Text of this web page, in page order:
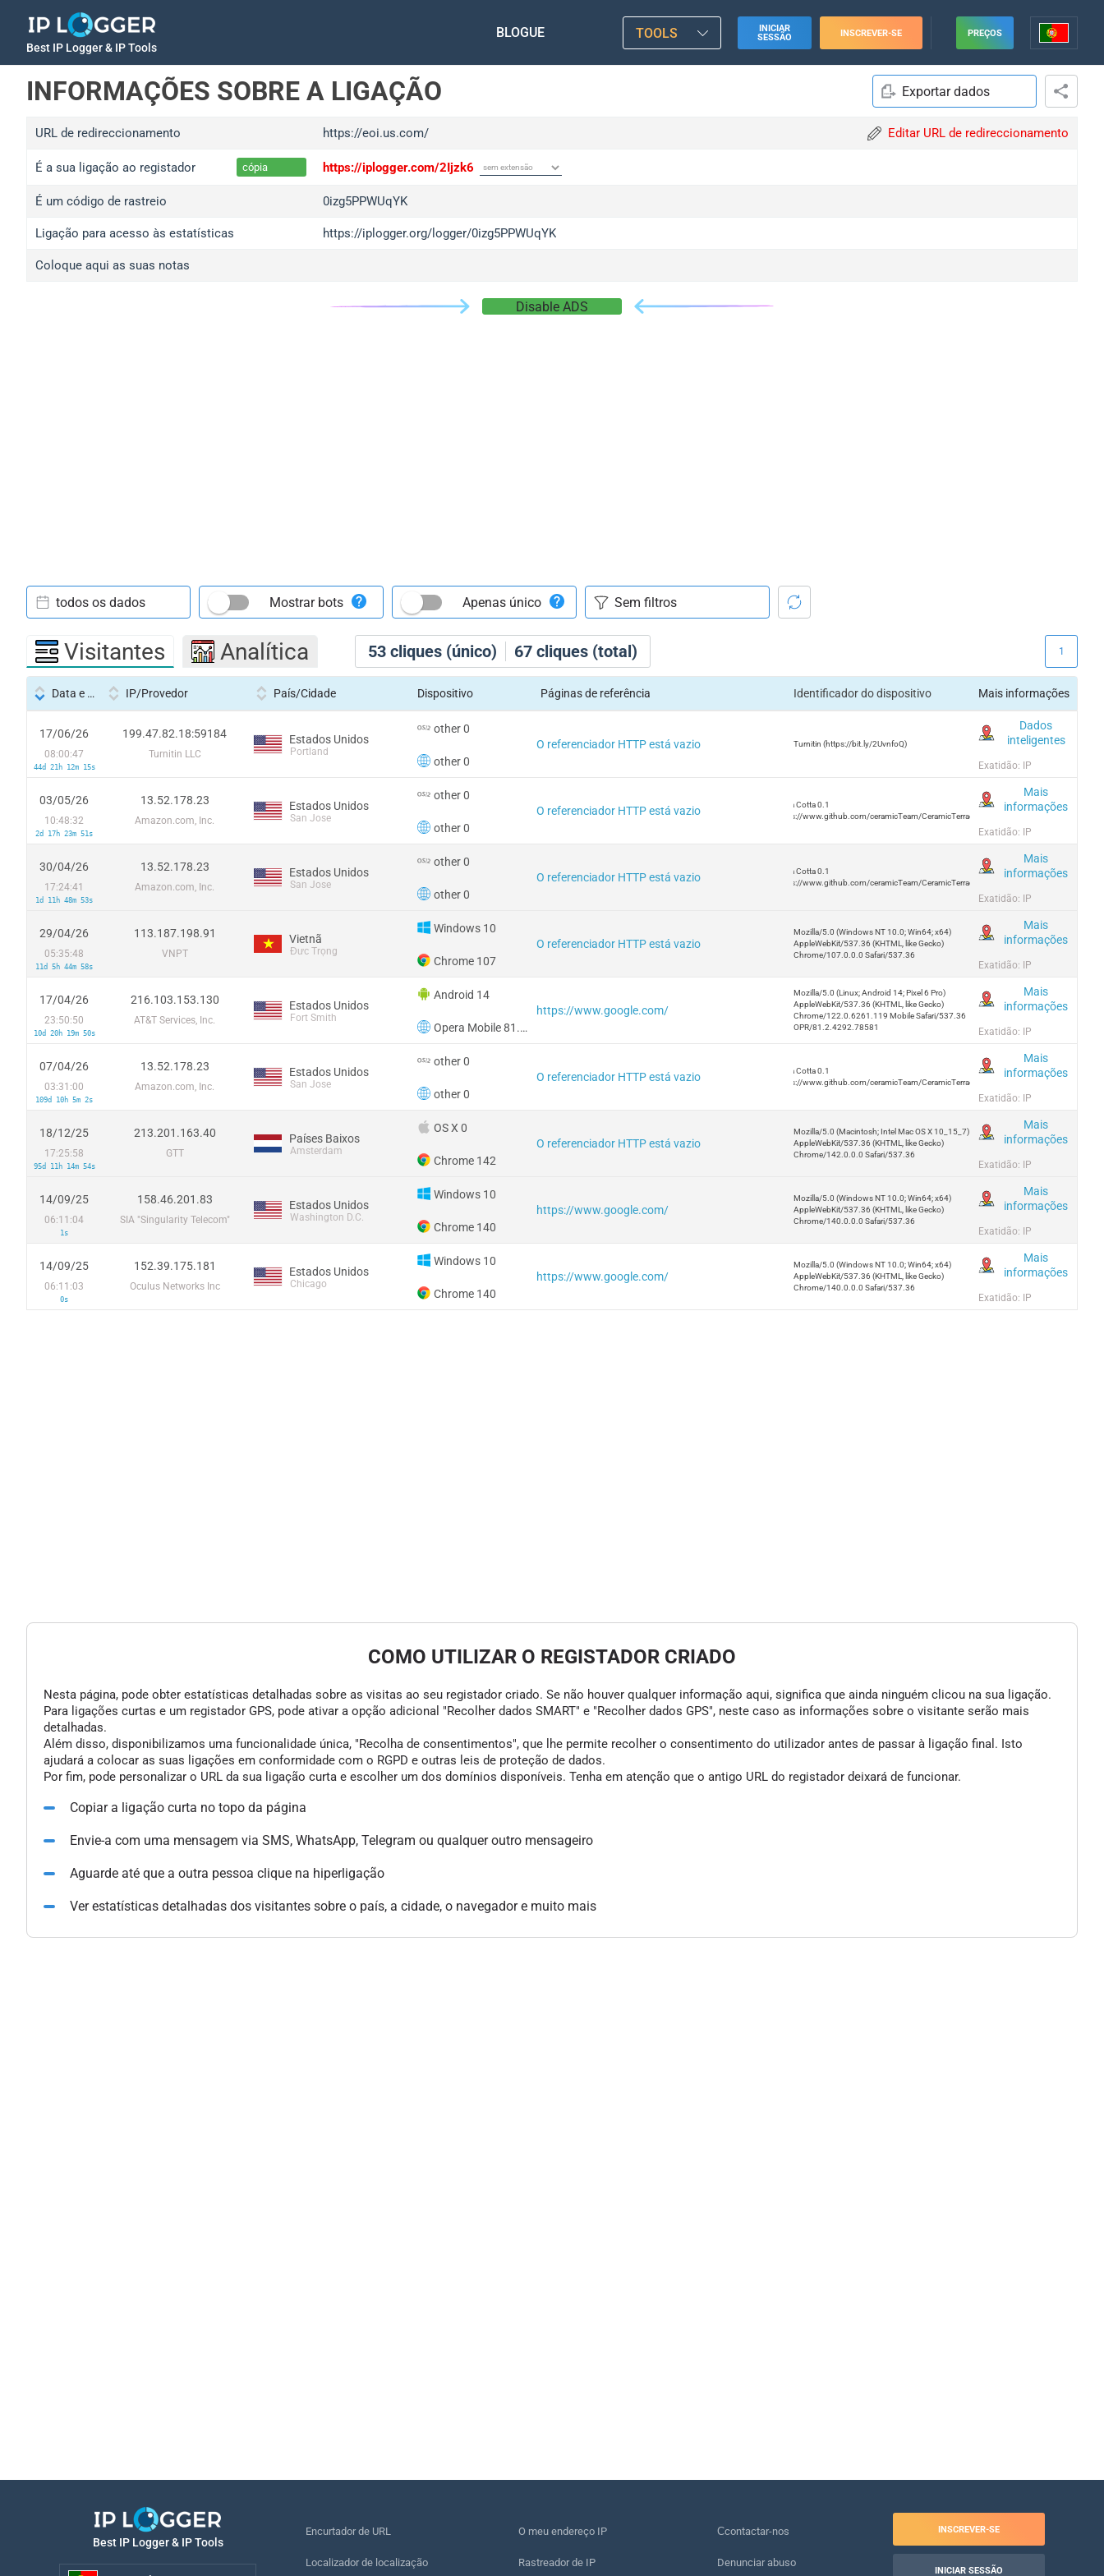
Best IP Logger & IP Tools
BLOGUE TOOLS
INICIAR
SESSÃO
INSCREVER-SE PREÇOS
INFORMAÇÕES SOBRE A LIGAÇÃO Exportar dados
URL de redireccionamento https://eoi.us.com/ Editar URL de redireccionamento
É a sua ligação ao registador cópia https://iplogger.com/2Ijzk6
É um código de rastreio 0izg5PPWUqYK
Ligação para acesso às estatísticas https://iplogger.org/logger/0izg5PPWUqYK
Coloque aqui as suas notas
Disable ADS
53 cliques (único) 67 cliques (total)
todos os dados Mostrar bots Apenas único
Visitantes Analítica 1
Data e hora IP/Provedor País/Cidade Dispositivo Páginas de referência Identificador do dispositivo Mais informações
17/06/26
08:00:47
44d 21h 12m 15s
199.47.82.18:59184
Turnitin LLC
Estados Unidos
Portland
other 0
other 0
O referenciador HTTP está vazio Turnitin (https://bit.ly/2UvnfoQ)
Dados
inteligentes
Exatidão: IP
03/05/26
10:48:32
2d 17h 23m 51s
13.52.178.23
Amazon.com, Inc.
Estados Unidos
San Jose
other 0
other 0
O referenciador HTTP está vazio
Terra Cotta 0.1
https://www.github.com/ceramicTeam/CeramicTerracotta
Mais
informações
Exatidão: IP
30/04/26
17:24:41
1d 11h 48m 53s
13.52.178.23
Amazon.com, Inc.
Estados Unidos
San Jose
other 0
other 0
O referenciador HTTP está vazio
Terra Cotta 0.1
https://www.github.com/ceramicTeam/CeramicTerracotta
Mais
informações
Exatidão: IP
29/04/26
05:35:48
11d 5h 44m 58s
113.187.198.91
VNPT
Vietnã
Đưc Trọng
Windows 10
Chrome 107
O referenciador HTTP está vazio
Mozilla/5.0 (Windows NT 10.0; Win64; x64)
AppleWebKit/537.36 (KHTML, like Gecko)
Chrome/107.0.0.0 Safari/537.36
Mais
informações
Exatidão: IP
17/04/26
23:50:50
10d 20h 19m 50s
216.103.153.130
AT&T Services, Inc.
Estados Unidos
Fort Smith
Android 14
Opera Mobile 81.2000
https://www.google.com/
Mozilla/5.0 (Linux; Android 14; Pixel 6 Pro)
AppleWebKit/537.36 (KHTML, like Gecko)
Chrome/122.0.6261.119 Mobile Safari/537.36
OPR/81.2.4292.78581
Mais
informações
Exatidão: IP
07/04/26
03:31:00
109d 10h 5m 2s
13.52.178.23
Amazon.com, Inc.
Estados Unidos
San Jose
other 0
other 0
O referenciador HTTP está vazio
Terra Cotta 0.1
https://www.github.com/ceramicTeam/CeramicTerracotta
Mais
informações
Exatidão: IP
18/12/25
17:25:58
95d 11h 14m 54s
213.201.163.40
GTT
Países Baixos
Amsterdam
OS X 0
Chrome 142
O referenciador HTTP está vazio
Mozilla/5.0 (Macintosh; Intel Mac OS X 10_15_7)
AppleWebKit/537.36 (KHTML, like Gecko)
Chrome/142.0.0.0 Safari/537.36
Mais
informações
Exatidão: IP
14/09/25
06:11:04
1s
158.46.201.83
SIA "Singularity Telecom"
Estados Unidos
Washington D.C.
Windows 10
Chrome 140
https://www.google.com/
Mozilla/5.0 (Windows NT 10.0; Win64; x64)
AppleWebKit/537.36 (KHTML, like Gecko)
Chrome/140.0.0.0 Safari/537.36
Mais
informações
Exatidão: IP
14/09/25
06:11:03
0s
152.39.175.181
Oculus Networks Inc
Estados Unidos
Chicago
Windows 10
Chrome 140
https://www.google.com/
Mozilla/5.0 (Windows NT 10.0; Win64; x64)
AppleWebKit/537.36 (KHTML, like Gecko)
Chrome/140.0.0.0 Safari/537.36
Mais
informações
Exatidão: IP
COMO UTILIZAR O REGISTADOR CRIADO
Nesta página, pode obter estatísticas detalhadas sobre as visitas ao seu registador criado. Se não houver qualquer informação aqui, significa que ainda ninguém clicou na sua ligação.
Para ligações curtas e um registador GPS, pode ativar a opção adicional "Recolher dados SMART" e "Recolher dados GPS", neste caso as informações sobre o visitante serão mais
detalhadas.
Além disso, disponibilizamos uma funcionalidade única, "Recolha de consentimentos", que lhe permite recolher o consentimento do utilizador antes de passar à ligação final. Isto
ajudará a colocar as suas ligações em conformidade com o RGPD e outras leis de proteção de dados.
Por fim, pode personalizar o URL da sua ligação curta e escolher um dos domínios disponíveis. Tenha em atenção que o antigo URL do registador deixará de funcionar.
Copiar a ligação curta no topo da página
Envie-a com uma mensagem via SMS, WhatsApp, Telegram ou qualquer outro mensageiro
Aguarde até que a outra pessoa clique na hiperligação
Ver estatísticas detalhadas dos visitantes sobre o país, a cidade, o navegador e muito mais
Best IP Logger & IP Tools
Encurtador de URL
Localizador de localização
O meu endereço IP
Rastreador de IP
Сcontactar-nos
Denunciar abuso
INSCREVER-SE
INICIAR SESSÃO